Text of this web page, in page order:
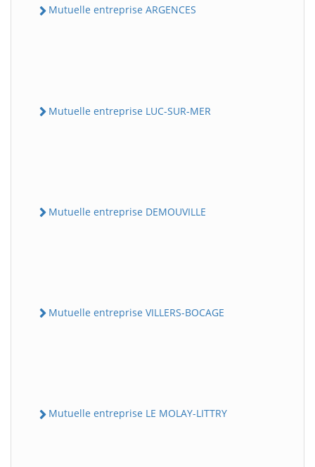
Mutuelle entreprise ARGENCES
Mutuelle entreprise LUC-SUR-MER
Mutuelle entreprise DEMOUVILLE
Mutuelle entreprise VILLERS-BOCAGE
Mutuelle entreprise LE MOLAY-LITTRY